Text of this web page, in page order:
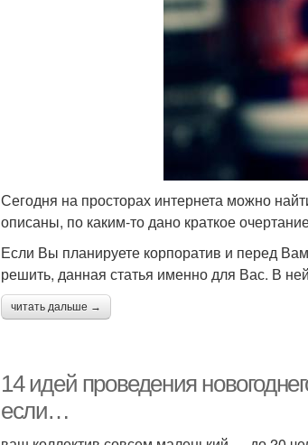
Сегодня на просторах интернета можно
описаны, по каким-то дано краткое
Если Вы планируете корпоратив и перед
решить, данная статья именно для Вас. В
читать дальше →
14 идей проведения
если…